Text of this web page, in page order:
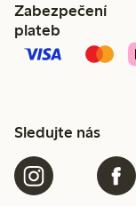
Zabezpečení
plateb
Sledujte nás